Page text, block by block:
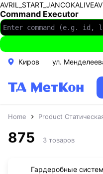
Command Executor
Киров ул.
Home Product
875 3 товаров
Гардеробные